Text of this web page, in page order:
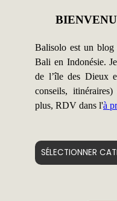
Balisolo est un blog
Bali en Indonésie.
de l’île des Dieux
conseils,
plus, RDV dans l'à